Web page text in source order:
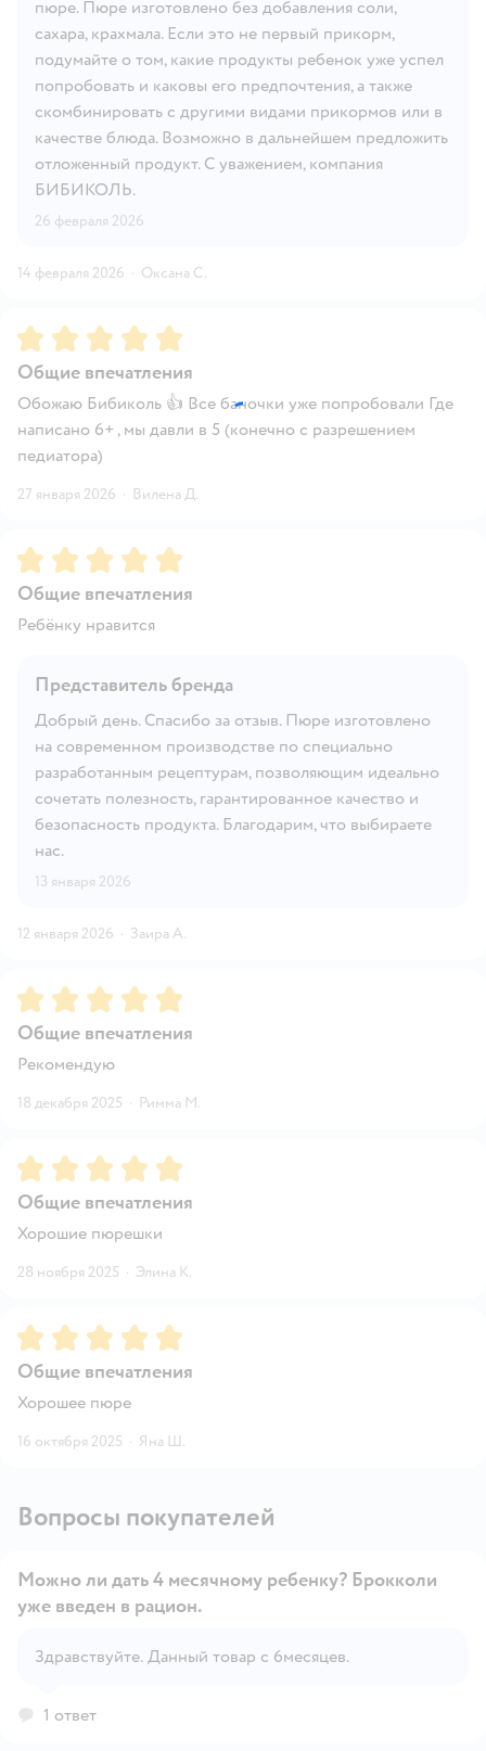
пюре. Пюре изготовлено без добавления соли,
сахара, крахмала. Если это не первый прикорм,
подумайте о том, какие продукты ребенок уже успел
попробовать и каковы его предпочтения, а также
скомбинировать с другими видами прикормов или в
качестве блюда. Возможно в дальнейшем предложить
отложенный продукт. С уважением, компания
БИБИКОЛЬ.
26 февраля 2026
14 февраля 2026 · Оксана С.
Рейтинг:5
Общие впечатления
Обожаю Бибиколь 👍 Все баночки уже попробовали Где
написано 6+ , мы давли в 5 (конечно с разрешением
педиатора)
27 января 2026 · Вилена Д.
Рейтинг:5
Общие впечатления
Ребёнку нравится
Представитель бренда
Добрый день. Спасибо за отзыв. Пюре изготовлено
на современном производстве по специально
разработанным рецептурам, позволяющим идеально
сочетать полезность, гарантированное качество и
безопасность продукта. Благодарим, что выбираете
нас.
13 января 2026
12 января 2026 · Заира А.
Рейтинг:5
Общие впечатления
Рекомендую
18 декабря 2025 · Римма М.
Рейтинг:5
Общие впечатления
Хорошие пюрешки
28 ноября 2025 · Элина К.
Рейтинг:5
Общие впечатления
Хорошее пюре
16 октября 2025 · Яна Ш.
Вопросы покупателей
Открыть вопрос
Можно ли дать 4 месячному ребенку? Брокколи
уже введен в рацион.
Здравствуйте. Данный товар с 6месяцев.
1 ответ